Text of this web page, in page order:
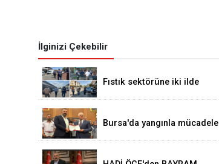
İlginizi Çekebilir
Fıstık sektörüne iki ilde
Bursa'da yangınla mücadele